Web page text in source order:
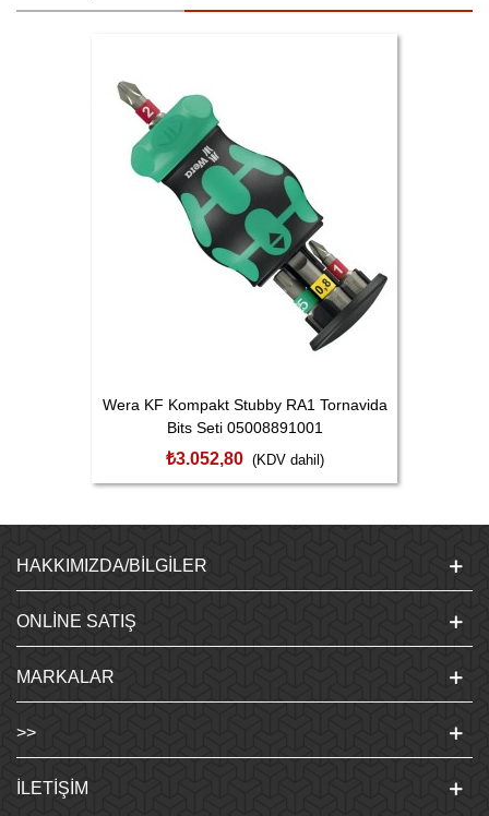
Wera KF Kompakt Stubby RA1 Tornavida
Bits Seti 05008891001
₺3.052,80 (KDV dahil)
HAKKIMIZDA/BILGILER
ONLINE SATIŞ
MARKALAR
>>
İLETIŞIM